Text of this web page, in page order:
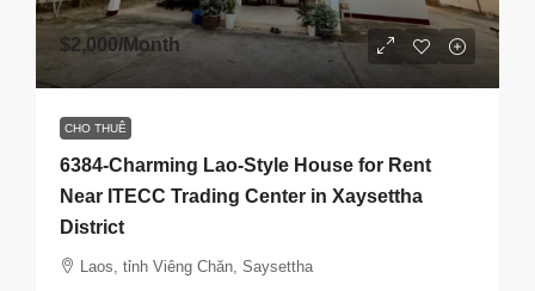
$2,000/Month
CHO THUÊ
6384-Charming Lao-Style House for Rent
Near ITECC Trading Center in Xaysettha
District
Laos, tỉnh Viêng Chăn, Saysettha